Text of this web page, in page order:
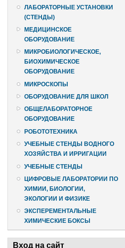
ЛАБОРАТОРНЫЕ УСТАНОВКИ
(СТЕНДЫ)
МЕДИЦИНСКОЕ
ОБОРУДОВАНИЕ
МИКРОБИОЛОГИЧЕСКОЕ,
БИОХИМИЧЕСКОЕ
ОБОРУДОВАНИЕ
МИКРОСКОПЫ
ОБОРУДОВАНИЕ ДЛЯ ШКОЛ
ОБЩЕЛАБОРАТОРНОЕ
ОБОРУДОВАНИЕ
РОБОТОТЕХНИКА
УЧЕБНЫЕ СТЕНДЫ ВОДНОГО
ХОЗЯЙСТВА И ИРРИГАЦИИ
УЧЕБНЫЕ СТЕНДЫ
ЦИФРОВЫЕ ЛАБОРАТОРИИ ПО
ХИМИИ, БИОЛОГИИ,
ЭКОЛОГИИ И ФИЗИКЕ
ЭКСПЕРЕМЕНТАЛЬНЫЕ
ХИМИЧЕСКИЕ БОКСЫ
Вход на сайт